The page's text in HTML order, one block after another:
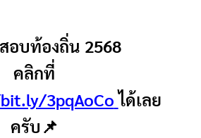
อบท้องถิ่น 2568
คลิกที่
3pqAoCo ได้เลย
ครับ📌